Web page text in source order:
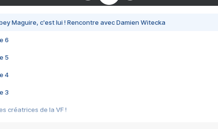
Maguire, c'est lui ! Rencontre avec Damien Witecka
6
5
4
3
créatrices de la VF !